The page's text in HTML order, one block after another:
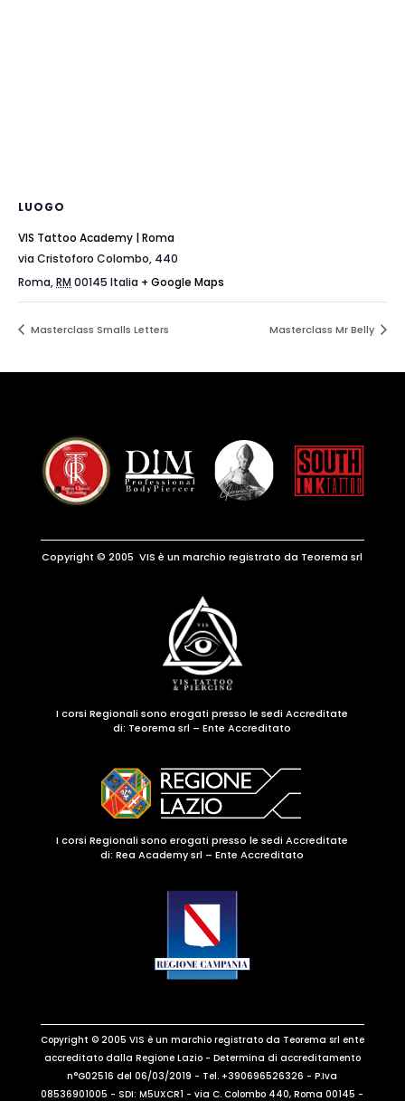
LUOGO
VIS Tattoo Academy | Roma
via Cristoforo Colombo, 440
Roma,RM 00145 Italia + Google Maps
Masterclass Smalls Letters Masterclass Mr Belly
Copyright © 2005 VIS è un marchio registrato da Teorema srl
I corsi Regionali sono erogati presso le sedi Accreditate
di: Teorema srl – Ente Accreditato
I corsi Regionali sono erogati presso le sedi Accreditate
di: Rea Academy srl – Ente Accreditato
Copyright © 2005 VIS è un marchio registrato da Teorema srl ente
accreditato dalla Regione Lazio - Determina di accreditamento
n°G02516 del 06/03/2019 - Tel. +390696526326 - P.Iva
08536901005 - SDI: M5UXCR1 - via C. Colombo 440, Roma 00145 -